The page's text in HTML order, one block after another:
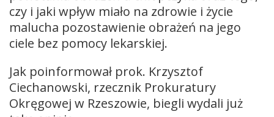
czy i jaki wpływ miało na zdrowie i życie
malucha pozostawienie obrażeń na jego
ciele bez pomocy lekarskiej.
Jak poinformował prok. Krzysztof
Ciechanowski, rzecznik Prokuratury
Okręgowej w Rzeszowie, biegli wydali już